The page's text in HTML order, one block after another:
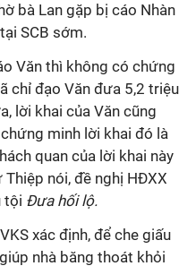
bà Lan gặp bị cáo Nhàn
SCB sớm.
Văn thì không có chứng
chỉ đạo Văn đưa 5,2 triệu
lời khai của Văn cũng
minh lời khai đó là
quan của lời khai này
nói, đề nghị HĐXX
tội Đưa hối lộ.
xác định, để che giấu
nhà băng thoát khỏi